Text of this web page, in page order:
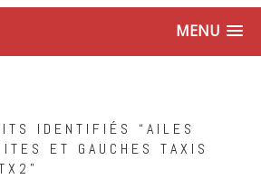
MENU
IDENTIFIÉS “AILES
ET GAUCHES TAXIS